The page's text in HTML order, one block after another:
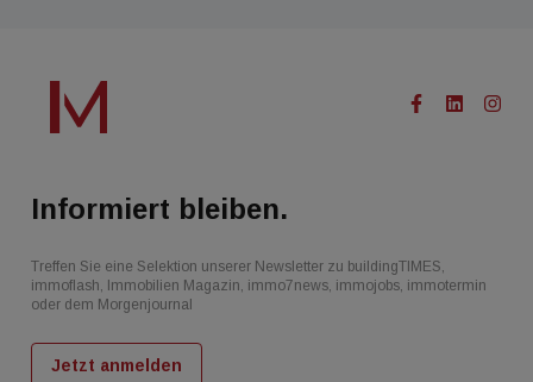
Informiert bleiben.
Treffen Sie eine Selektion unserer Newsletter zu buildingTIMES,
immoflash, Immobilien Magazin, immo7news, immojobs, immotermin
oder dem Morgenjournal
Jetzt anmelden